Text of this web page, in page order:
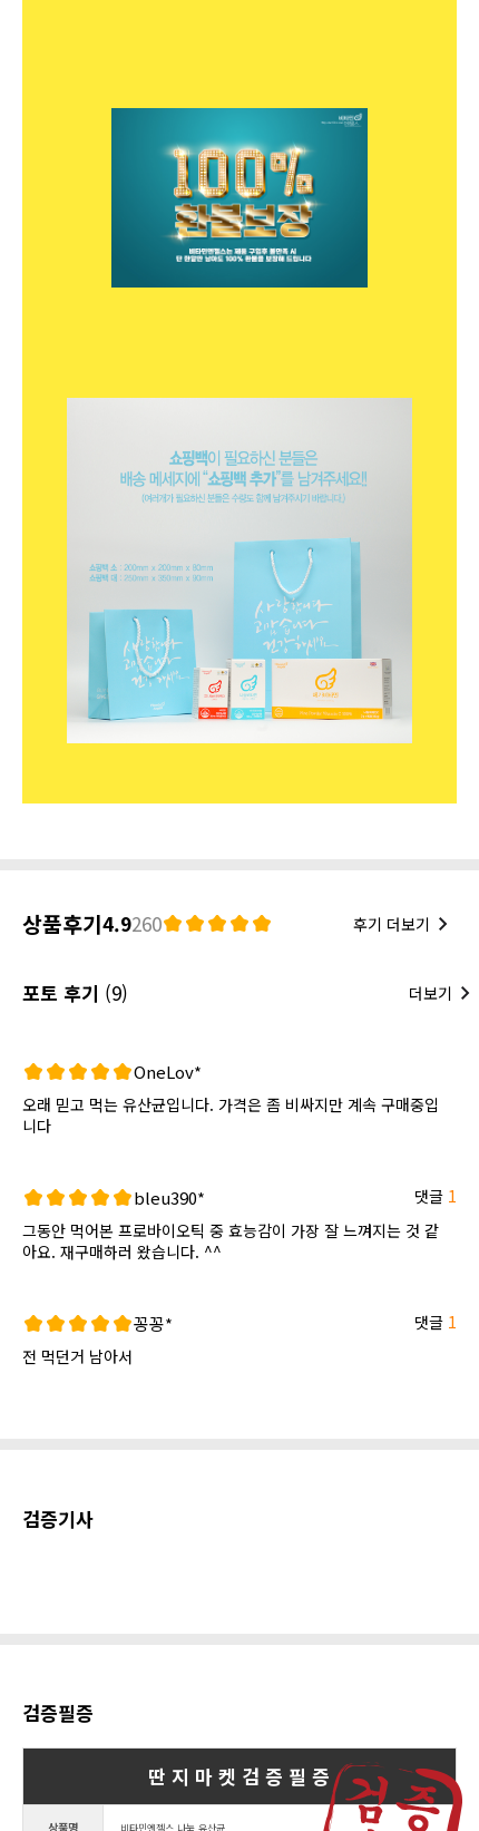
상품후기4.9260 후기 더보기
포토 후기 (9) 더보기
OneLov*
오래 믿고 먹는 유산균입니다. 가격은 좀 비싸지만 계속 구매중입
니다
bleu390* 댓글 1
그동안 먹어본 프로바이오틱 중 효능감이 가장 잘 느껴지는 것 같
아요. 재구매하러 왔습니다. ^^
꽁꽁* 댓글 1
전 먹던거 남아서
검증기사
검증필증
딴 지 마 켓 검 증 필 증
상품명